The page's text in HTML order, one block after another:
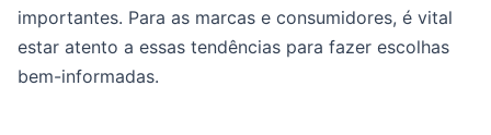
importantes. Para as marcas e consumidores, é vital
estar atento a essas tendências para fazer escolhas
bem-informadas.